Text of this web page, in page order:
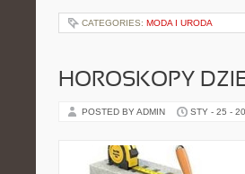
CATEGORIES: MODA I URODA
HOROSKOPY
POSTED BY ADMIN STY - 25 -